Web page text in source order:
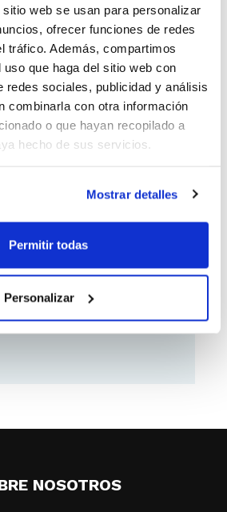
web se usan para personalizar
ofrecer funciones de redes
tráfico. Además, compartimos
que haga del sitio web con
redes sociales, publicidad y análisis
combinarla con otra información
o que hayan recopilado a
hecho de sus servicios.
Mostrar detalles
Permitir todas
Personalizar
busca jugadores
la temporada 2025-
que quieran probar en
3 días de
o tlf
NOSOTROS